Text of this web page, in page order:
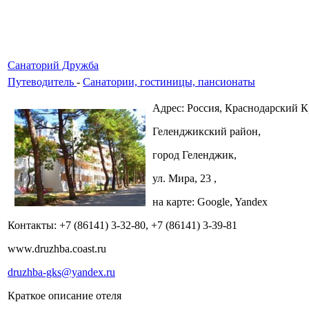
Санаторий Дружба
Путеводитель - Санатории, гостиницы, пансионаты
Адрес: Россия, Краснодарский
Геленджикский район,
город Геленджик,
ул. Мира, 23 ,
на карте: Google, Yandex
Контакты: +7 (86141) 3-32-80, +7 (86141) 3-39-81
www.druzhba.coast.ru
druzhba-gks@yandex.ru
Краткое описание отеля